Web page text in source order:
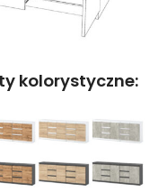
kolorystyczne: